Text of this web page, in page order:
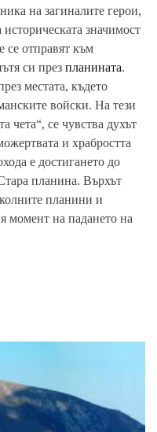
на загиналите герои,
значимост
се отправят към
си през планината.
местата, където
войски. На тези
чета“, се чувства духът
и храбростта
е достигането до
планина. Върхът
планини и
момент на падането на